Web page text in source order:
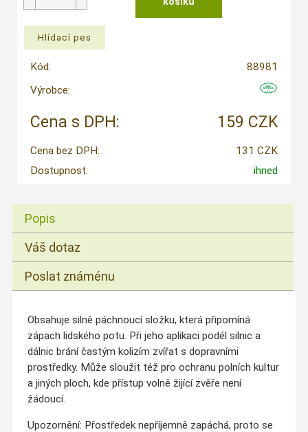
Kód:
88981
Výrobce:
Cena s DPH: 159 CZK
Cena bez DPH:
131 CZK
Dostupnost:
ihned
Popis
Váš dotaz
Poslat známénu
Obsahuje silně páchnoucí složku, která připomíná
zápach lidského potu. Při jeho aplikaci podél silnic a
dálnic brání častým kolizím zvířat s dopravními
prostředky. Může sloužit též pro ochranu polních kultur
a jiných ploch, kde přístup volně žijící zvěře není
žádoucí.
Upozornění: Přostředek nepříjemně zapáchá, proto se